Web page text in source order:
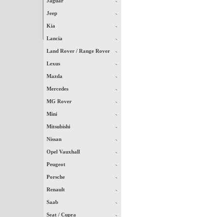
Jeep
Kia
Lancia
Land Rover / Range Rover
Lexus
Mazda
Mercedes
MG Rover
Mini
Mitsubishi
Nissan
Opel Vauxhall
Peugeot
Porsche
Renault
Saab
Seat / Cupra